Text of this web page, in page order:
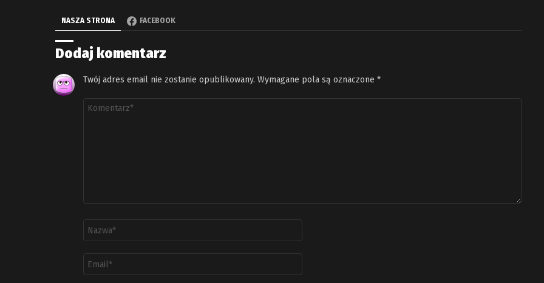
NASZA STRONA FACEBOOK
Dodaj komentarz
Twój adres email nie zostanie opublikowany. Wymagane pola są oznaczone *
Komentarz
email
*